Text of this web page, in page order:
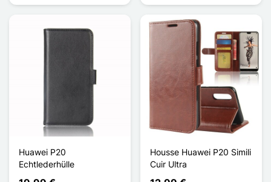
Huawei P20
Echtlederhülle
Housse Huawei P20 Simili
Cuir Ultra